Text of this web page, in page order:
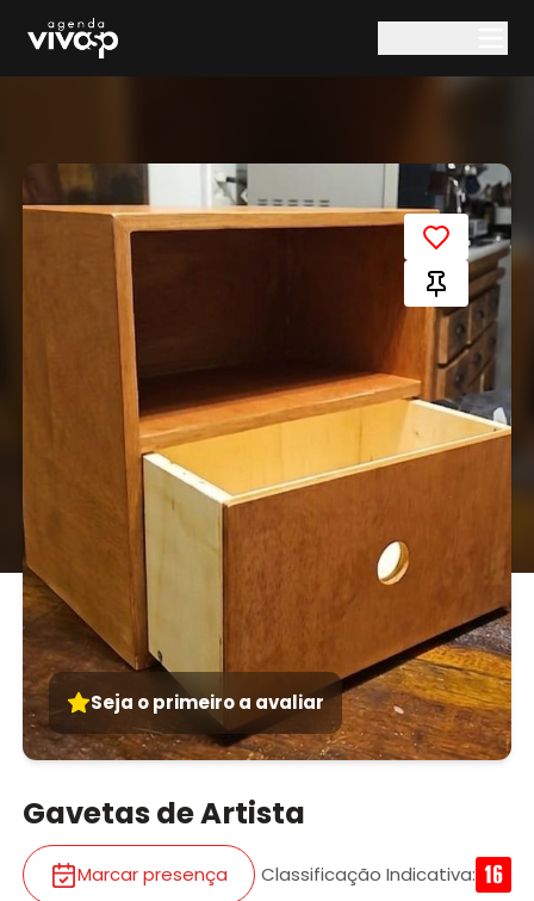
Seja o primeiro a avaliar
Gavetas de Artista
Marcar presença Classificação Indicativa: